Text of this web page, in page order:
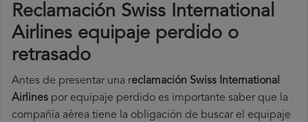
Reclamación Swiss International
Airlines equipaje perdido o
retrasado
Antes de presentar una reclamación Swiss International
Airlines por equipaje perdido es importante saber que la
compañía aérea tiene la obligación de buscar el equipaje